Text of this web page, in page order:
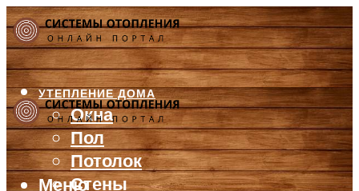
УТЕПЛЕНИЕ ДОМА
Окна
Пол
Потолок
Стены
Меню